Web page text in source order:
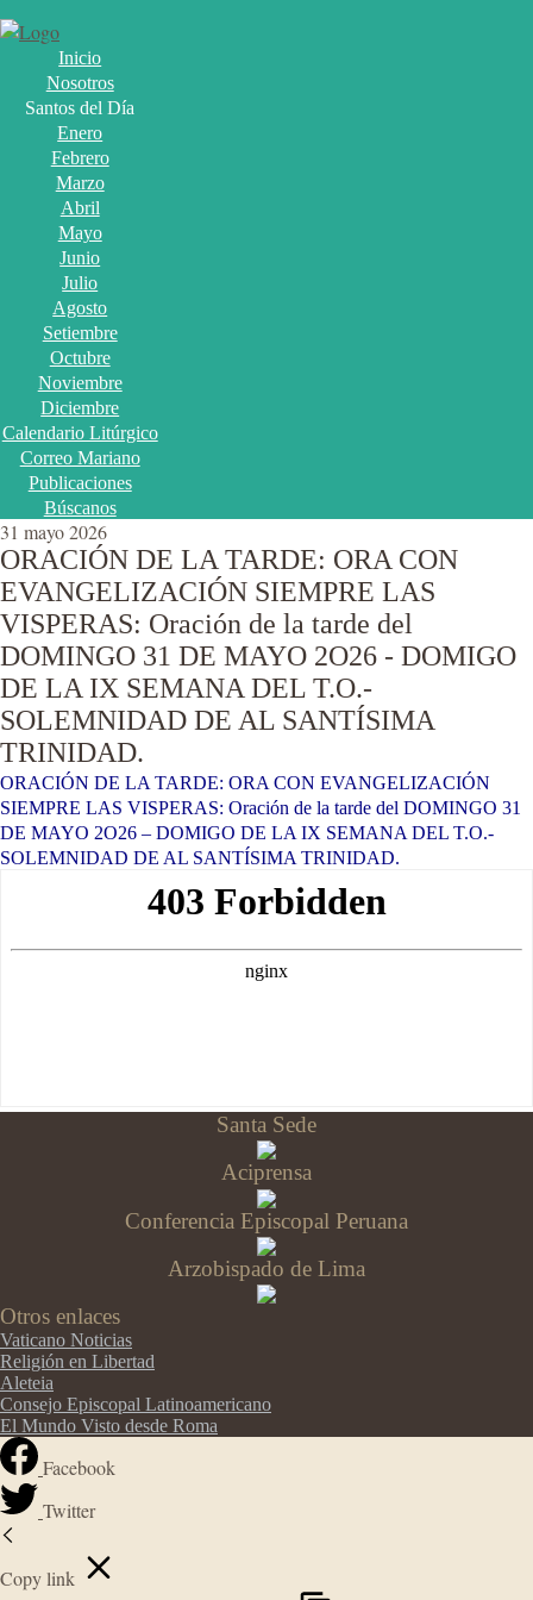
Inicio
Nosotros
Santos del Día
Enero
Febrero
Marzo
Abril
Mayo
Junio
Julio
Agosto
Setiembre
Octubre
Noviembre
Diciembre
Calendario Litúrgico
Correo Mariano
Publicaciones
Búscanos
31 mayo 2026
ORACIÓN DE LA TARDE: ORA CON
EVANGELIZACIÓN SIEMPRE LAS
VISPERAS: Oración de la tarde del
DOMINGO 31 DE MAYO 2O26 - DOMIGO
DE LA IX SEMANA DEL T.O.-
SOLEMNIDAD DE AL SANTÍSIMA
TRINIDAD.
ORACIÓN DE LA TARDE: ORA CON EVANGELIZACIÓN
SIEMPRE LAS VISPERAS: Oración de la tarde del DOMINGO 31
DE MAYO 2O26 – DOMIGO DE LA IX SEMANA DEL T.O.-
SOLEMNIDAD DE AL SANTÍSIMA TRINIDAD.
Santa Sede
Aciprensa
Conferencia Episcopal Peruana
Arzobispado de Lima
Otros enlaces
Vaticano Noticias
Religión en Libertad
Aleteia
Consejo Episcopal Latinoamericano
El Mundo Visto desde Roma
Facebook
Twitter
Copy link